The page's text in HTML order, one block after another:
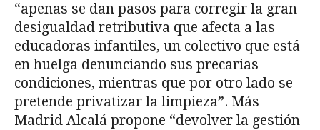
“apenas se dan pasos para corregir la gran
desigualdad retributiva que afecta a las
educadoras infantiles, un colectivo que está
en huelga denunciando sus precarias
condiciones, mientras que por otro lado se
pretende privatizar la limpieza”. Más
Madrid Alcalá propone “devolver la gestión